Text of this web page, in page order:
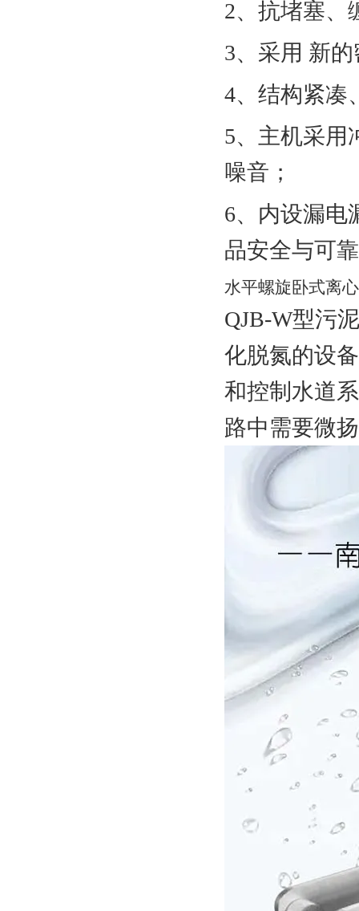
2、抗堵塞、
3、采用 新
4、结构紧凑
5、主机采用
噪音；
6、内设漏电
品安全与可
水平螺旋卧式离
QJB-W型污
化脱氮的设
和控制水道
路中需要微